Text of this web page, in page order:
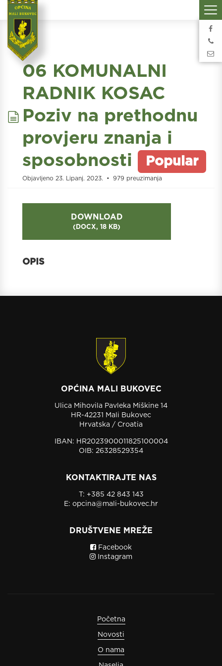
document
06 KOMUNALNI
RADNIK KOSAC
Poziv na prethodnu
provjeru znanja i
sposobnosti
Popular
Objavljeno 23. Lipanj. 2023. 979 preuzimanja
DOWNLOAD
( DOCX, 18 KB)
OPĆINA MALI BUKOVEC
Ulica Mihovila Pavleka Miškine 14
HR-42231 Mali Bukovec
Hrvatska / Croatia
IBAN: HR2023900011825100004
OIB: 26328529354
KONTAKTIRAJTE NAS
T: +385 42 843 143
E: opcina@mali-bukovec.hr
DRUŠTVENE MREŽE
Facebook
Instagram
Početna
Novosti
O nama